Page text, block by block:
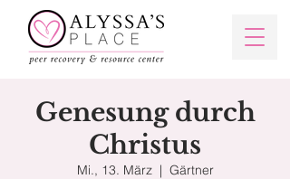
Genesung durch
Christus
Mi., 13. März
  |
Gärtner